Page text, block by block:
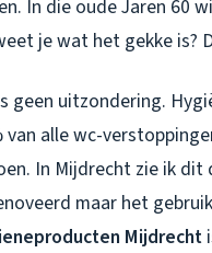
In die oude Jaren 60
je wat het gekke is?
geen uitzondering.
van alle wc-
In Mijdrecht zie ik
maar het
Mijdrecht